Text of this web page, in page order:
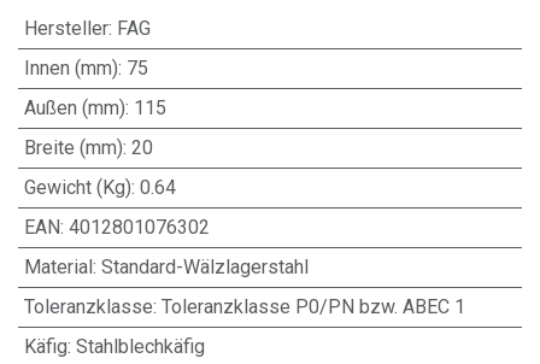
Hersteller: FAG
Innen (mm): 75
Außen (mm): 115
Breite (mm): 20
Gewicht (Kg): 0.64
EAN: 4012801076302
Material: Standard-Wälzlagerstahl
Toleranzklasse: Toleranzklasse P0/PN bzw. ABEC 1
Käfig: Stahlblechkäfig